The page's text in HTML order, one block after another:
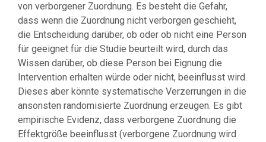
von verborgener Zuordnung. Es besteht die Gefahr,
dass wenn die Zuordnung nicht verborgen geschieht,
die Entscheidung darüber, ob oder ob nicht eine Person
für geeignet für die Studie beurteilt wird, durch das
Wissen darüber, ob diese Person bei Eignung die
Intervention erhalten würde oder nicht, beeinflusst wird.
Dieses aber könnte systematische Verzerrungen in die
ansonsten randomisierte Zuordnung erzeugen. Es gibt
empirische Evidenz, dass verborgene Zuordnung die
Effektgröße beeinflusst (verborgene Zuordnung wird